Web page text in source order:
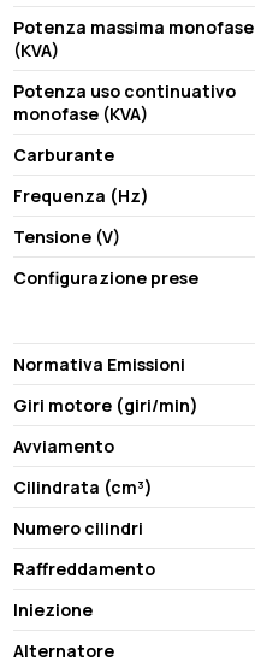
Potenza massima monofase
(KVA)
Potenza uso continuativo
monofase (KVA)
Carburante
Frequenza (Hz)
Tensione (V)
Configurazione prese
Normativa Emissioni
Giri motore (giri/min)
Avviamento
Cilindrata (cm³)
Numero cilindri
Raffreddamento
Iniezione
Alternatore